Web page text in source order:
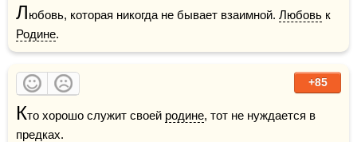
Любовь, которая никогда не бывает взаимной. Любовь
Родине.
+85
Кто хорошо служит своей родине, тот не нуждается в
предках.